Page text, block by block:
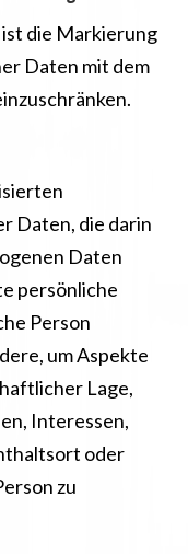
die Markierung
Daten mit dem
Daten, die darin
Daten
persönliche
Person
um Aspekte
Lage,
Interessen,
oder
zu